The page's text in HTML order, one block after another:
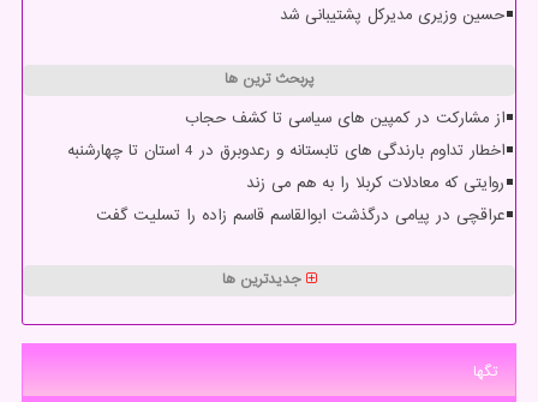
حسین وزیری مدیرکل پشتیبانی شد
پربحث ترین ها
از مشارکت در کمپین های سیاسی تا کشف حجاب
اخطار تداوم بارندگی های تابستانه و رعدوبرق در 4 استان تا چهارشنبه
روایتی که معادلات کربلا را به هم می زند
عراقچی در پیامی درگذشت ابوالقاسم قاسم زاده را تسلیت گفت
جدیدترین ها
تگها